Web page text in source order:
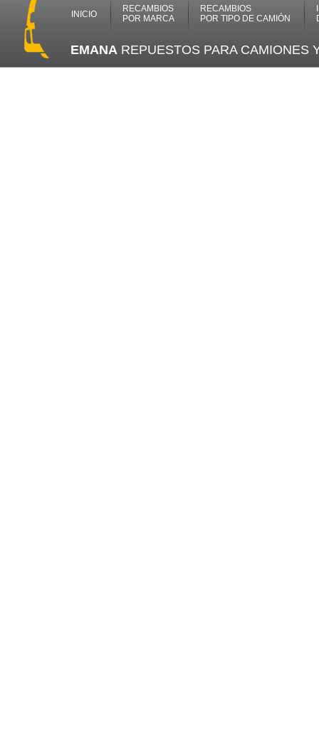
INICIO
RECAMBIOS
POR MARCA
RECAMBIOS
POR TIPO DE CAMIÓN
EMANA REPUESTOS PARA CAMIONES